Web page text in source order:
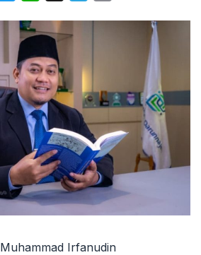
Muhammad Irfanudin